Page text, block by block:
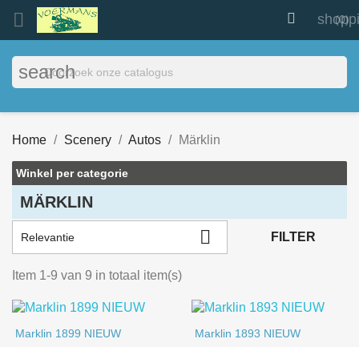
 (0)

search
Home Scenery Autos Märklin
Winkel per categorie
MÄRKLIN
Relevantie  FILTER
Item 1-9 van 9 in totaal item(s)
Marklin 1899 NIEUW Marklin 1893 NIEUW